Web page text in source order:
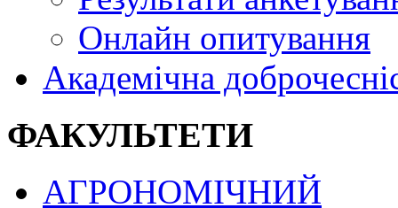
Онлайн опитування
Академічна
ФАКУЛЬТЕТИ
АГРОНОМІЧНИЙ